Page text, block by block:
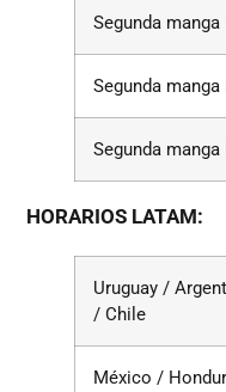
Segunda manga
Segunda manga
Segunda manga
HORARIOS LATAM:
Uruguay /
/ Chile
México /